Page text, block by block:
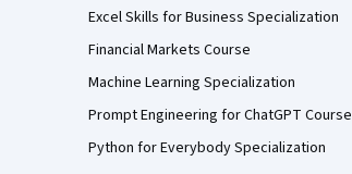
Excel Skills for Business Specialization
Financial Markets Course
Machine Learning Specialization
Prompt Engineering for ChatGPT Course
Python for Everybody Specialization